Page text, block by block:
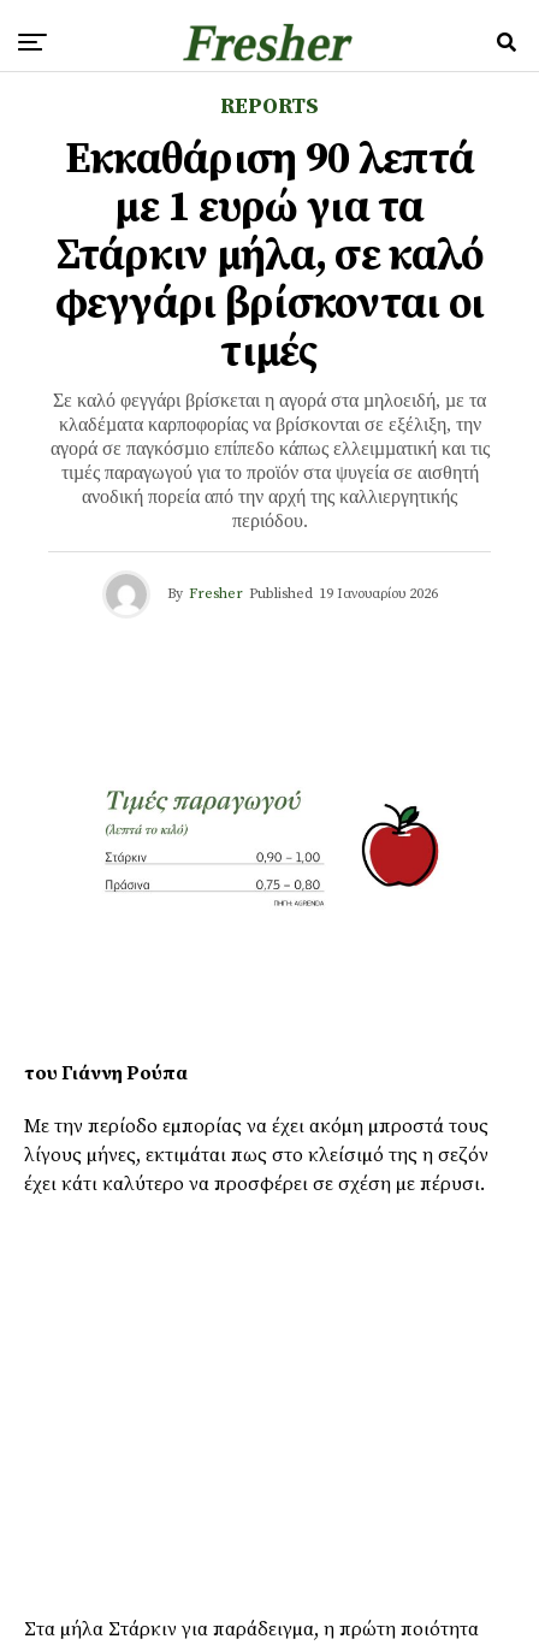
REPORTS
Εκκαθάριση 90 λεπτά
με 1 ευρώ για τα
Στάρκιν μήλα, σε καλό
φεγγάρι βρίσκονται οι
τιμές
Σε καλό φεγγάρι βρίσκεται η αγορά στα µηλοειδή, µε τα
κλαδέµατα καρποφορίας να βρίσκονται σε εξέλιξη, την
αγορά σε παγκόσµιο επίπεδο κάπως ελλειµµατική και τις
τιµές παραγωγού για το προϊόν στα ψυγεία σε αισθητή
ανοδική πορεία από την αρχή της καλλιεργητικής
περιόδου.
By Fresher Published 19 Ιανουαρίου 2026
του Γιάννη Ρούπα
Με την περίοδο εµπορίας να έχει ακόµη µπροστά τους
λίγους µήνες, εκτιµάται πως στο κλείσιµό της η σεζόν
έχει κάτι καλύτερο να προσφέρει σε σχέση µε πέρυσι.
Στα µήλα Στάρκιν για παράδειγµα, η πρώτη ποιότητα